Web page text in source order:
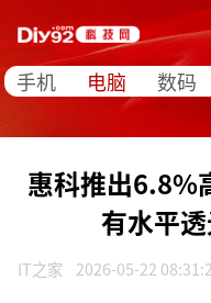
手机 电脑 数码
惠科推出6.8%
有水平
IT之家 2026-05-22